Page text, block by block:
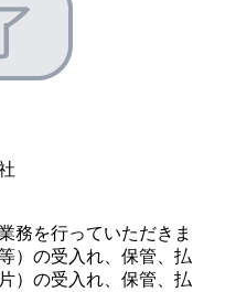
務を行っていただきま
）の受入れ、保管、払
）の受入れ、保管、払